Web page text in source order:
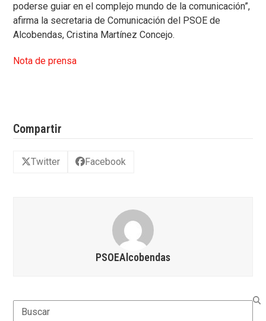
poderse guiar en el complejo mundo de la comunicación”,
afirma la secretaria de Comunicación del PSOE de
Alcobendas, Cristina Martínez Concejo.
Nota de prensa
Compartir
Twitter Facebook
PSOEAlcobendas
Search